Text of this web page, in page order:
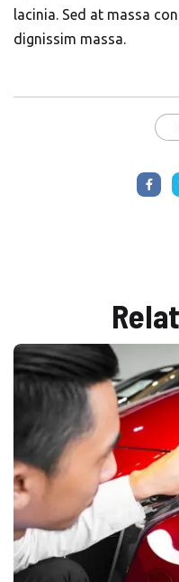
lacinia. Sed at massa
dignissim massa.